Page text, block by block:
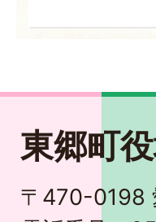
東郷町
〒470-0198